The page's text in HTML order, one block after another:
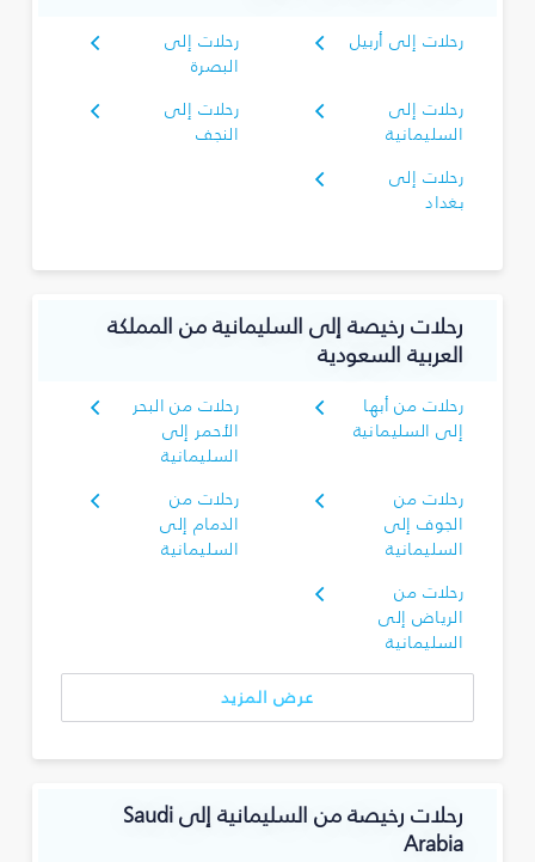
رحلات إلى أربيل
رحلات إلى
البصرة‎
رحلات إلى
السليمانية‎
رحلات إلى
النجف
رحلات إلى
بغداد
رحلات رخيصة إلى السليمانية‎ من المملكة
العربية السعودية
رحلات من أبها
إلى السليمانية‎
رحلات من البحر
الأحمر إلى
السليمانية‎
رحلات من
الجوف إلى
السليمانية‎
رحلات من
الدمام إلى
السليمانية‎
رحلات من
الرياض إلى
السليمانية‎
عرض المزيد
رحلات رخيصة من السليمانية‎ إلى Saudi
Arabia